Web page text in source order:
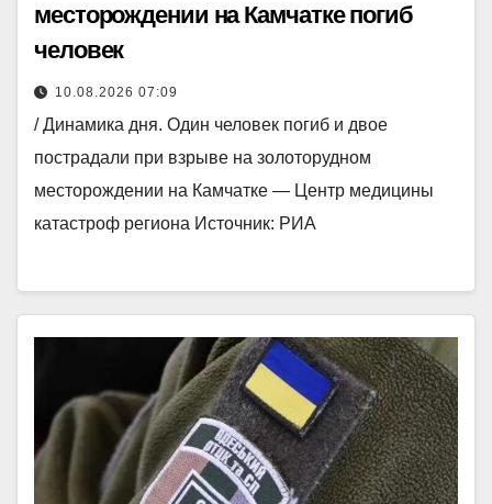
месторождении на Камчатке погиб
человек
10.08.2026 07:09
/ Динамика дня. Один человек погиб и двое
пострадали при взрыве на золоторудном
месторождении на Камчатке — Центр медицины
катастроф региона Источник: РИА